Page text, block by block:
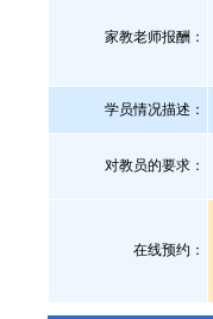
家教老师报酬：
学员情况描述：
对教员的要求：
在线预约：